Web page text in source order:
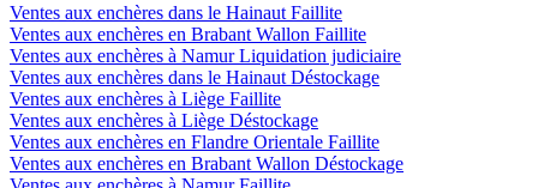
Ventes aux enchères dans le Hainaut Faillite
Ventes aux enchères en Brabant Wallon Faillite
Ventes aux enchères à Namur Liquidation judiciaire
Ventes aux enchères dans le Hainaut Déstockage
Ventes aux enchères à Liège Faillite
Ventes aux enchères à Liège Déstockage
Ventes aux enchères en Flandre Orientale Faillite
Ventes aux enchères en Brabant Wallon Déstockage